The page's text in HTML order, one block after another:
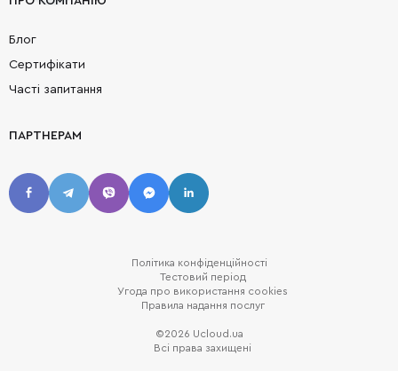
Блог
Сертифікати
Часті запитання
ПАРТНЕРАМ
Політика конфіденційності
Тестовий період
Угода про використання cookies
Правила надання послуг
©2026 Ucloud.ua
Всі права захищені